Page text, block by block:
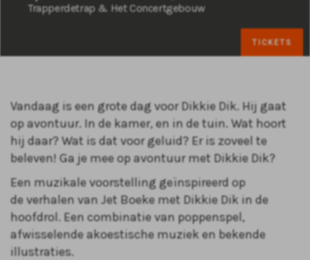
Trapperdetrap & Het Concertgebouw
TICKETS
Vandaag is een grote dag voor Dikkie Dik. Hij gaat
op avontuur. In de kamer, en in de tuin. Wat hoort
hij daar? Wat is dat voor geluid? Er is zoveel te
beleven! Ga je mee op avontuur met Dikkie Dik?
Een muzikale voorstelling geïnspireerd op
de verhalen van Jet Boeke met Dikkie Dik in de
hoofdrol. Een combinatie van poppenspel,
afwisselende akoestische muziek en bekende
illustraties.